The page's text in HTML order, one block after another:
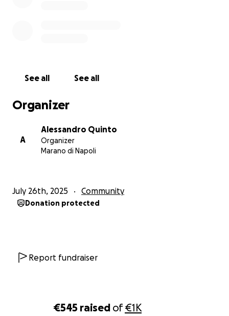
€545 raised of€1K
See all See all
Organizer
A
Alessandro Quinto
Organizer
Marano di Napoli
July 26th, 2025 Community
Donation protected
Report fundraiser